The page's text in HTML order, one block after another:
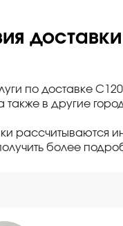
по доставке
в другие
рассчитываются
более